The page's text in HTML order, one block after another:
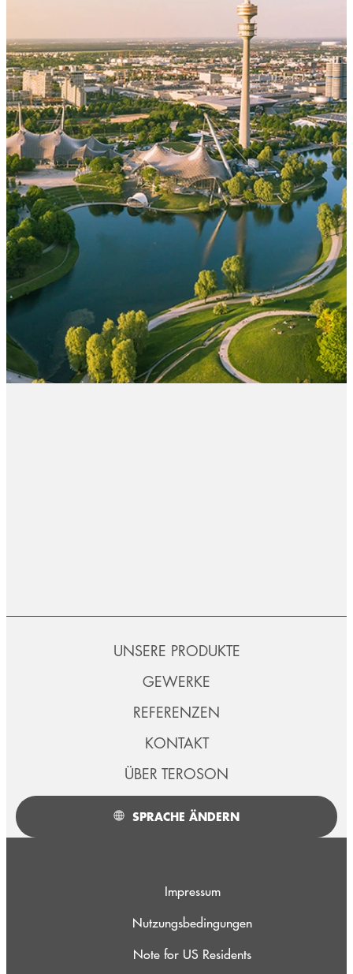
UNSERE PRODUKTE
GEWERKE
REFERENZEN
KONTAKT
ÜBER TEROSON
SPRACHE ÄNDERN
Impressum
Nutzungsbedingungen
Note for US Residents